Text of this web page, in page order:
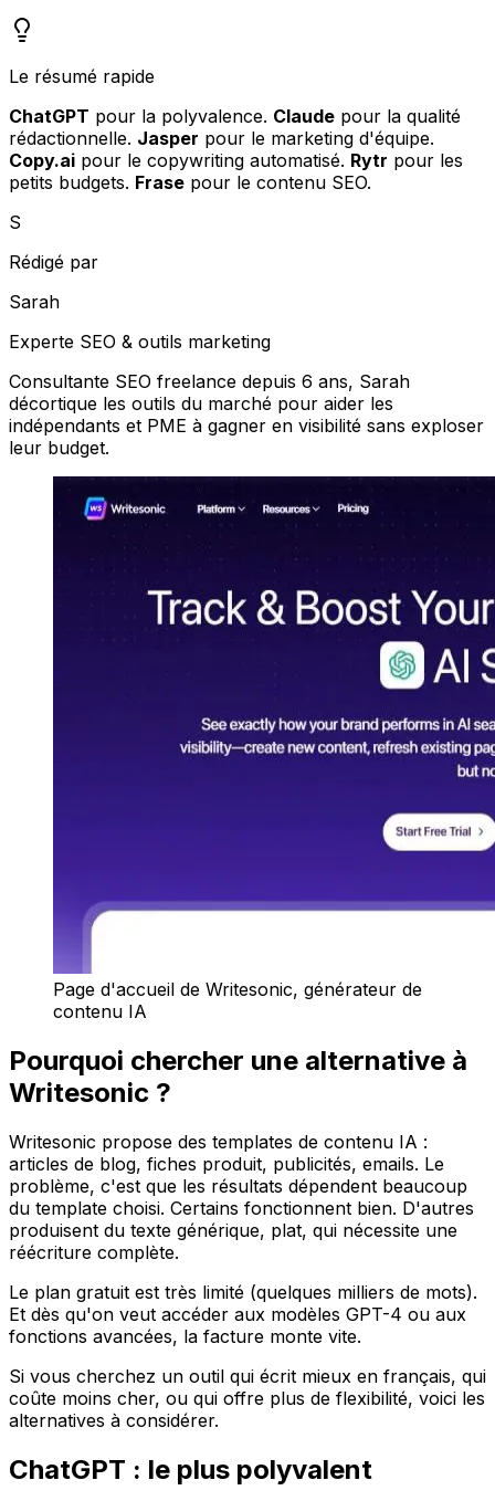
Le résumé rapide
ChatGPT pour la polyvalence. Claude pour la qualité
rédactionnelle. Jasper pour le marketing d'équipe.
Copy.ai pour le copywriting automatisé. Rytr pour les
petits budgets. Frase pour le contenu SEO.
S
Rédigé par
Sarah
Experte SEO & outils marketing
Consultante SEO freelance depuis 6 ans, Sarah
décortique les outils du marché pour aider les
indépendants et PME à gagner en visibilité sans exploser
leur budget.
Page d'accueil de Writesonic, générateur de
contenu IA
Pourquoi chercher une alternative à
Writesonic ?
Writesonic propose des templates de contenu IA :
articles de blog, fiches produit, publicités, emails. Le
problème, c'est que les résultats dépendent beaucoup
du template choisi. Certains fonctionnent bien. D'autres
produisent du texte générique, plat, qui nécessite une
réécriture complète.
Le plan gratuit est très limité (quelques milliers de mots).
Et dès qu'on veut accéder aux modèles GPT-4 ou aux
fonctions avancées, la facture monte vite.
Si vous cherchez un outil qui écrit mieux en français, qui
coûte moins cher, ou qui offre plus de flexibilité, voici les
alternatives à considérer.
ChatGPT : le plus polyvalent